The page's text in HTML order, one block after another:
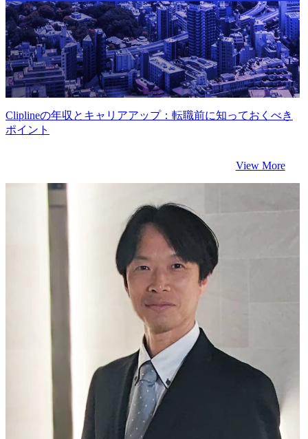
Cliplineの年収とキャリアアップ：転職前に知っておくべき
ポイント
View More